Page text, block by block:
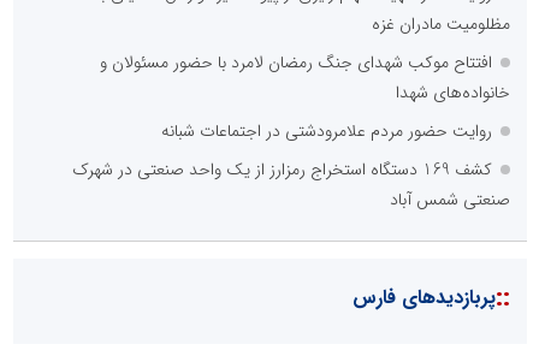
مظلومیت مادران غزه
افتتاح موکب شهدای جنگ رمضان لامرد با حضور مسئولان و
خانواده‌های شهدا
روایت حضور مردم علامرودشتی در اجتماعات شبانه
کشف 169 دستگاه استخراج رمزارز از یک واحد صنعتی در شهرک
صنعتی شمس آباد
::پربازدیدهای فارس